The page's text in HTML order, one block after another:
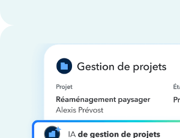
plusieurs tâches. Cela nous permet
concentrer sur la croissance de
bien sûr d’aller skier quand la
Félix Lapointe